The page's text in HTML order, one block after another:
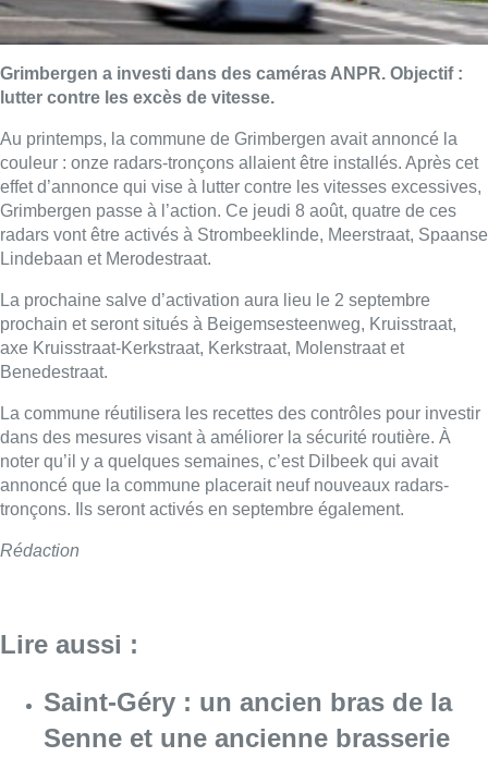
Grimbergen a investi dans des caméras ANPR. Objectif :
lutter contre les excès de vitesse.
Au printemps, la commune de Grimbergen avait annoncé la
couleur : onze radars-tronçons allaient être installés. Après cet
effet d’annonce qui vise à lutter contre les vitesses excessives,
Grimbergen passe à l’action. Ce jeudi 8 août, quatre de ces
radars vont être activés à Strombeeklinde, Meerstraat, Spaanse
Lindebaan et Merodestraat.
La prochaine salve d’activation aura lieu le 2 septembre
prochain et seront situés à Beigemsesteenweg, Kruisstraat,
axe Kruisstraat-Kerkstraat, Kerkstraat, Molenstraat et
Benedestraat.
La commune réutilisera les recettes des contrôles pour investir
dans des mesures visant à améliorer la sécurité routière. À
noter qu’il y a quelques semaines, c’est Dilbeek qui avait
annoncé que la commune placerait neuf nouveaux radars-
tronçons. Ils seront activés en septembre également.
Rédaction
Lire aussi :
Saint-Géry : un ancien bras de la
Senne et une ancienne brasserie